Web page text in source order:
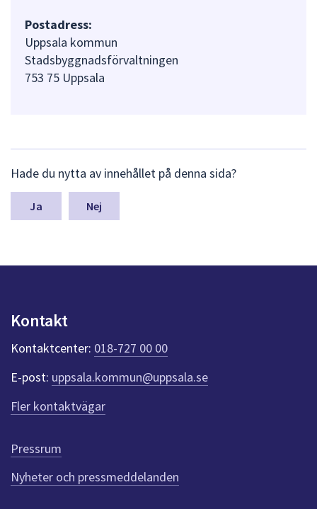
Postadress:
Uppsala kommun
Stadsbyggnadsförvaltningen
753 75 Uppsala
ä
m
a
n
k
e
r
f
ö
r
e
n
n
a
Hade du nytta av innehållet på denna sida?
Nej
Kontakt
Kontaktcenter: 018-727 00 00
E-post: uppsala.kommun@uppsala.se
Fler kontaktvägar
Pressrum
Nyheter och pressmeddelanden